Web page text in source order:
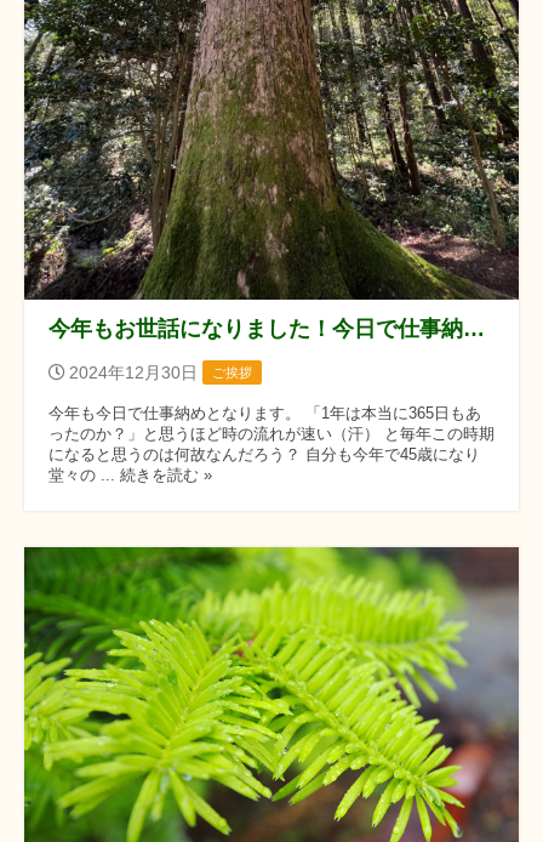
今年もお世話になりました！今日で仕事納めになります。
2024年12月30日 ご挨拶
今年も今日で仕事納めとなります。 「1年は本当に365日もあ
ったのか？」と思うほど時の流れが速い（汗） と毎年この時期
になると思うのは何故なんだろう？ 自分も今年で45歳になり
堂々の ... 続きを読む »